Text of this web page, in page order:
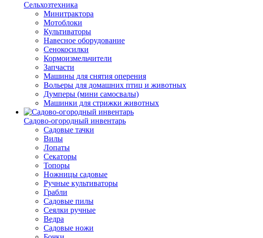
Сельхозтехника
Минитрактора
Мотоблоки
Культиваторы
Навесное оборудование
Сенокосилки
Кормоизмельчители
Запчасти
Машины для снятия оперения
Вольеры для домашних птиц и животных
Думперы (мини самосвалы)
Машинки для стрижки животных
Садово-огородный инвентарь
Садовые тачки
Вилы
Лопаты
Секаторы
Топоры
Ножницы садовые
Ручные культиваторы
Грабли
Садовые пилы
Сеялки ручные
Ведра
Садовые ножи